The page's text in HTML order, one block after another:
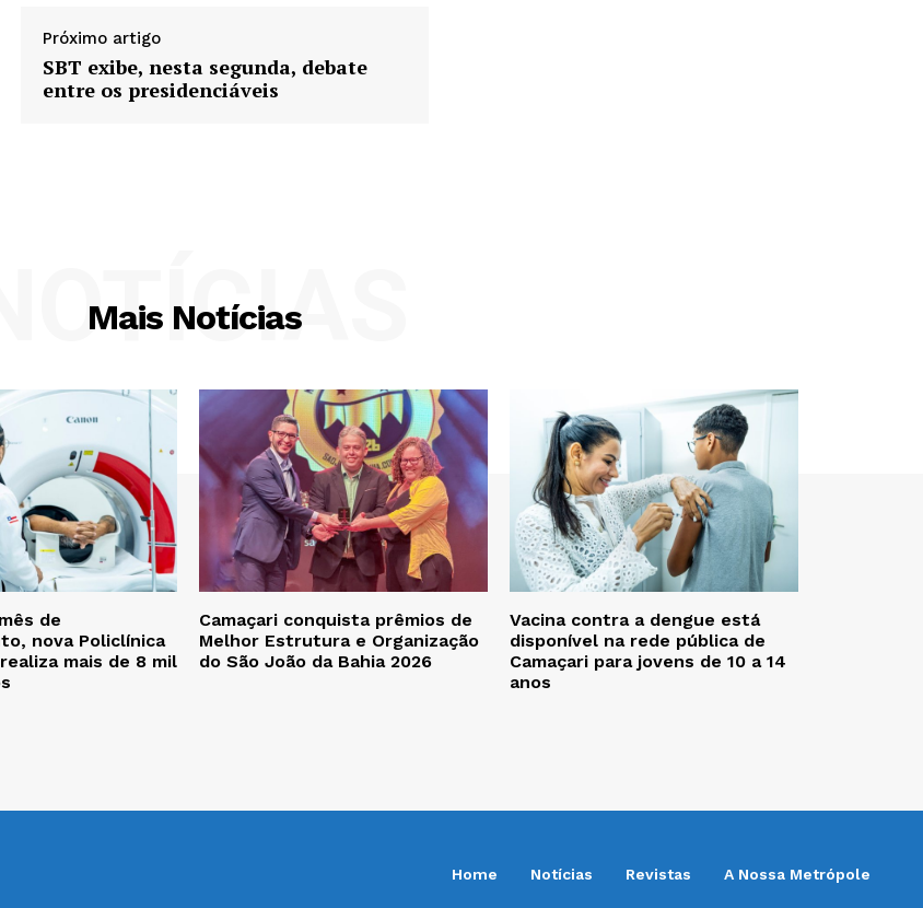
Próximo artigo
SBT exibe, nesta segunda, debate
entre os presidenciáveis
Mais Notícias
NOTÍCIAS
de
nova Policlínica
mais de 8 mil
Camaçari conquista prêmios de
Melhor Estrutura e Organização
do São João da Bahia 2026
Vacina contra a dengue está
disponível na rede pública de
Camaçari para jovens de 10 a 14
anos
Home Notícias Revistas A Nossa Metrópole